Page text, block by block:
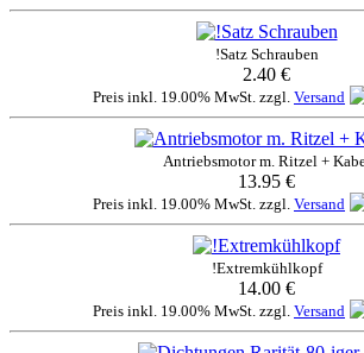
!Satz Schrauben
2.40 €
Preis inkl. 19.00% MwSt. zzgl. Versand
Antriebsmotor m. Ritzel +
13.95 €
Preis inkl. 19.00% MwSt. zzgl. Versand
!Extremkühlkopf
14.00 €
Preis inkl. 19.00% MwSt. zzgl. Versand